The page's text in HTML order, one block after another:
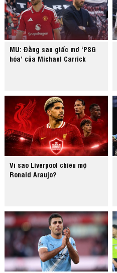
MU: Đằng sau giấc mơ ‘PSG
hóa’ của Michael Carrick
Vì sao Liverpool chiêu mộ
Ronald Araujo?